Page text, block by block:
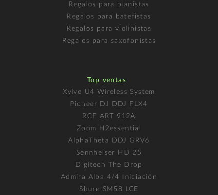
Regalos para pianistas
Regalos para bateristas
Regalos para violinistas
Regalos para saxofonistas
Top ventas
Xvive U4 Wireless System
Pioneer DJ DDJ FLX4
RCF ART 912A
Zoom H2essential
AlphaTheta DDJ GRV6
Sennheiser HD 25
Digitech The Drop
Admira Alba 4/4 Iniciación
Shure SM58 LCE